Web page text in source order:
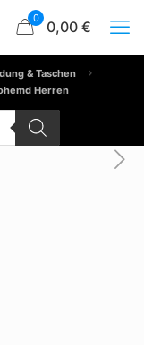
0 0,00 €
& Taschen
Herren